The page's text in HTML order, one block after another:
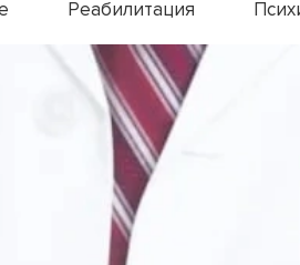
на дому
уколом
вшиванием ампулы
Блок
иглоукалыванием
Налтрексоном
Реабилитация
12 шагов
Day Top
Реабилитации алкоголиков
Реабилитация
Консультация психолога
Лечение алкоголизма с психологом
Лечение анорексии
Лечение бессонницы
Лечение бессонницы у пожилых людей
Лечение бессонницы у женщин
Лечение биполярного расстройства
Лечение булимии